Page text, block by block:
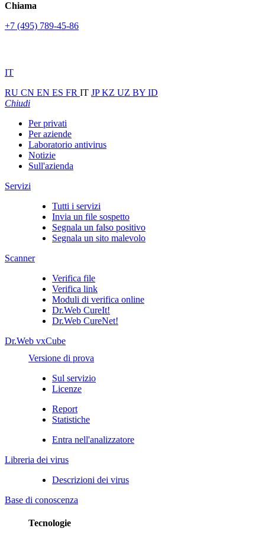
Chiama
+7 (495) 789-45-86
IT
RU CN EN ES FR IT JPKZ UZ BY ID
Chiudi
Per privati
Per aziende
Laboratorio antivirus
Notizie
Sull'azienda
Servizi
Tutti i servizi
Invia un file sospetto
Segnala un falso positivo
Segnala un sito malevolo
Scanner
Verifica file
Verifica link
Moduli di verifica online
Dr.Web CureIt!
Dr.Web CureNet!
Dr.Web vxCube
Versione di prova
Sul servizio
Licenze
Report
Statistiche
Entra nell'analizzatore
Libreria dei virus
Descrizioni dei virus
Base di conoscenza
Tecnologie